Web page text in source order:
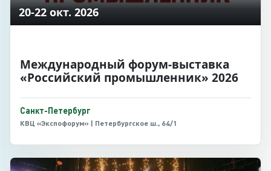
20-22 окт. 2026
Международный форум-выставка
«Российский промышленник» 2026
Санкт-Петербург
КВЦ «Экспофорум» | Петербургское ш., 64/1